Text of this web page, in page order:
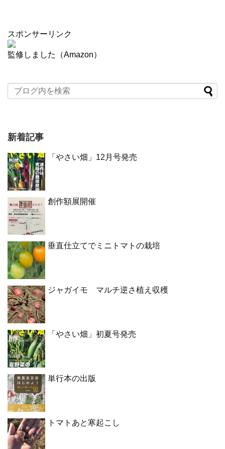
スポンサーリンク
監修しました（Amazon）
新着記事
「やさい畑」12月号発売
創作額展開催
垂直仕立てでミニトマトの栽培
ジャガイモ マルチ逆さ植え収穫
「やさい畑」初夏号発売
単行本の出版
トマトあと寒起こし